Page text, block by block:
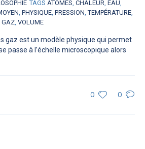
TAGS ATOMES CHALEUR EAU
PHYSIQUE PRESSION ,TEMPÉRATURE
GAZ VOLUME
gaz est un modèle physique qui permet
passe à l’échelle microscopique alors
0 0